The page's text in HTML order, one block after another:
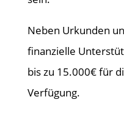
Neben Urkunden
finanzielle
bis zu 15.000€ für
Verfügung.